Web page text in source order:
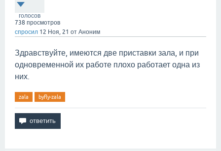
голосов
738 просмотров
спросил 12 Ноя, 21 от Аноним
Здравствуйте, имеются две приставки зала, и при
одновременной их работе плохо работает одна из
них.
zala byfly-zala